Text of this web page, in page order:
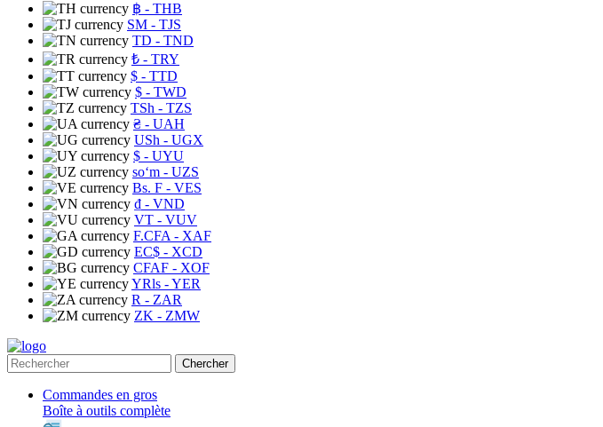
฿ - THB
ЅМ - TJS
TD - TND
₺ - TRY
$ - TTD
$ - TWD
TSh - TZS
₴ - UAH
USh - UGX
$ - UYU
soʻm - UZS
Bs. F - VES
₫ - VND
VT - VUV
F.CFA - XAF
EC$ - XCD
CFAF - XOF
YRls - YER
R - ZAR
ZK - ZMW
Chercher
Commandes en gros
Boîte à outils complète